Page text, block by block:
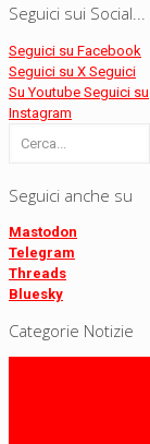
Seguici sui Social...
Seguici su Facebook
Seguici su X Seguici
Su Youtube Seguici su
Instagram
Seguici anche su
Mastodon
Telegram
Threads
Bluesky
Categorie Notizie